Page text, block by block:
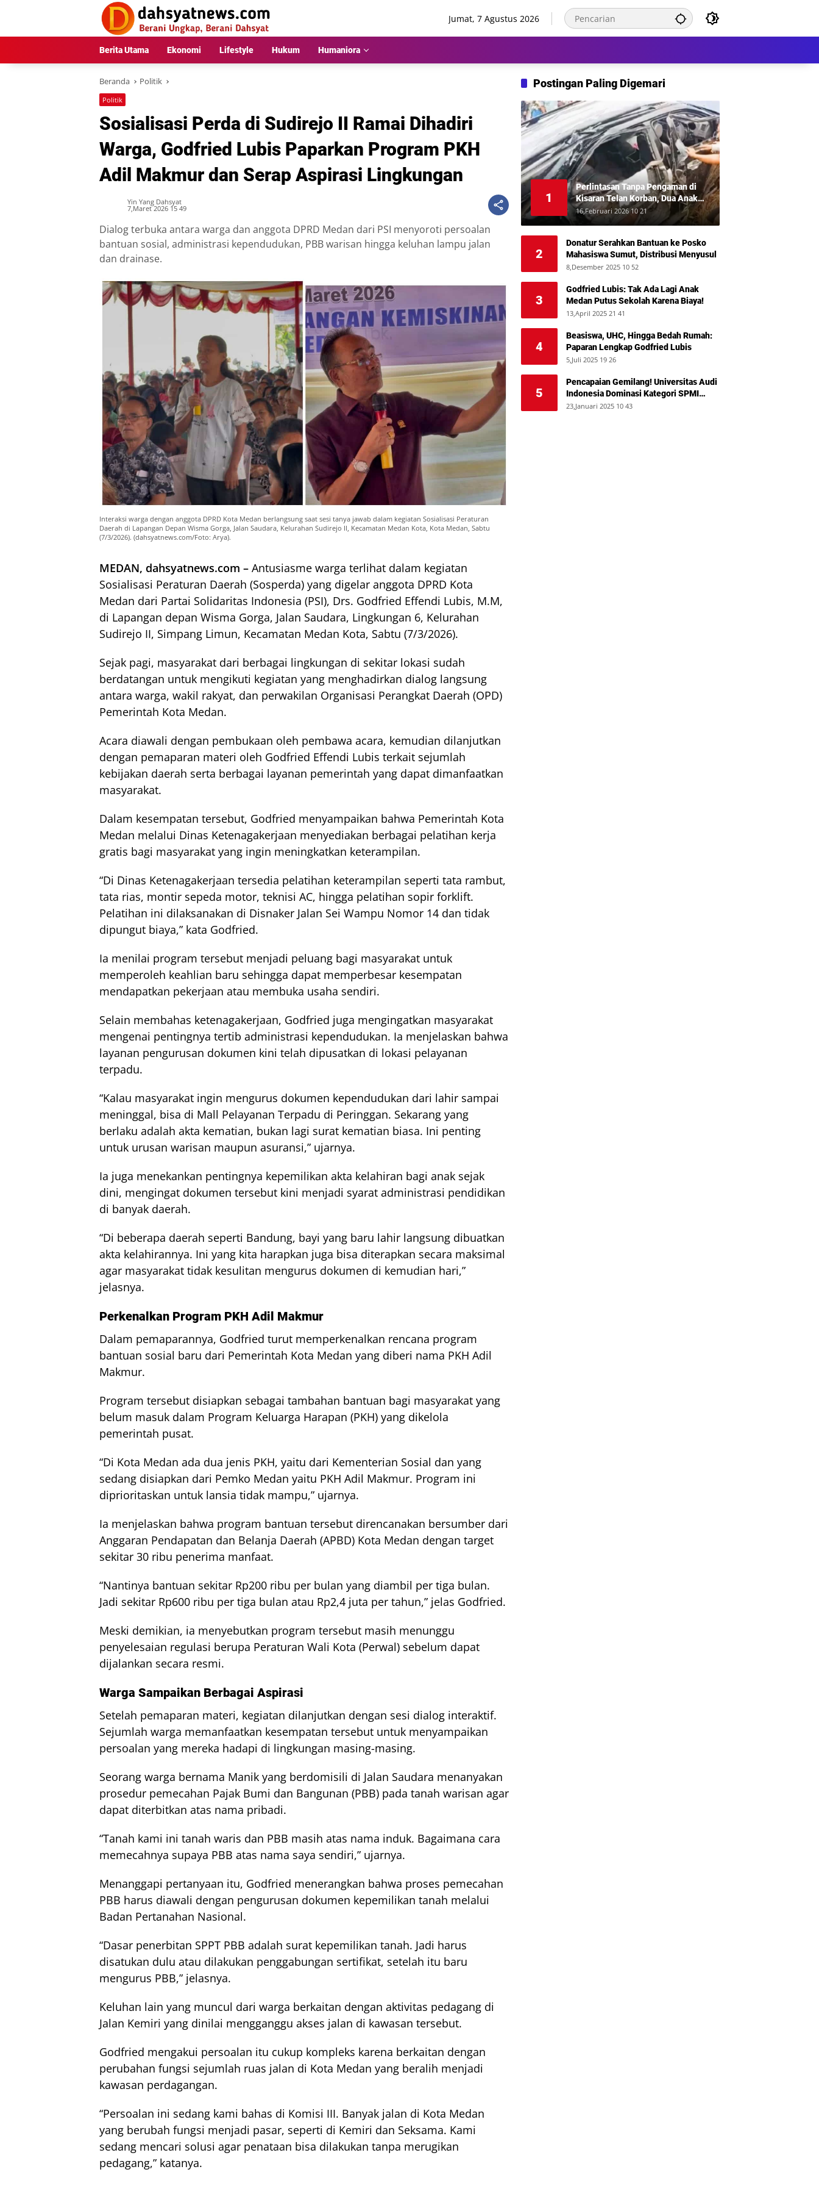
Jumat, 7 Agustus 2026
Berita Utama Ekonomi Lifestyle Hukum Humaniora
Beranda Politik
Politik
Sosialisasi Perda di Sudirejo II Ramai Dihadiri
Warga, Godfried Lubis Paparkan Program PKH
Adil Makmur dan Serap Aspirasi Lingkungan
Yin Yang Dahsyat
7,Maret 2026 15 49
Dialog terbuka antara warga dan anggota DPRD Medan dari PSI menyoroti persoalan
bantuan sosial, administrasi kependudukan, PBB warisan hingga keluhan lampu jalan
dan drainase.
Interaksi warga dengan anggota DPRD Kota Medan berlangsung saat sesi tanya jawab dalam kegiatan Sosialisasi Peraturan
Daerah di Lapangan Depan Wisma Gorga, Jalan Saudara, Kelurahan Sudirejo II, Kecamatan Medan Kota, Kota Medan, Sabtu
(7/3/2026). (dahsyatnews.com/Foto: Arya).
MEDAN, dahsyatnews.com – Antusiasme warga terlihat dalam kegiatan
Sosialisasi Peraturan Daerah (Sosperda) yang digelar anggota DPRD Kota
Medan dari Partai Solidaritas Indonesia (PSI), Drs. Godfried Effendi Lubis, M.M,
di Lapangan depan Wisma Gorga, Jalan Saudara, Lingkungan 6, Kelurahan
Sudirejo II, Simpang Limun, Kecamatan Medan Kota, Sabtu (7/3/2026).
Sejak pagi, masyarakat dari berbagai lingkungan di sekitar lokasi sudah
berdatangan untuk mengikuti kegiatan yang menghadirkan dialog langsung
antara warga, wakil rakyat, dan perwakilan Organisasi Perangkat Daerah (OPD)
Pemerintah Kota Medan.
Acara diawali dengan pembukaan oleh pembawa acara, kemudian dilanjutkan
dengan pemaparan materi oleh Godfried Effendi Lubis terkait sejumlah
kebijakan daerah serta berbagai layanan pemerintah yang dapat dimanfaatkan
masyarakat.
Dalam kesempatan tersebut, Godfried menyampaikan bahwa Pemerintah Kota
Medan melalui Dinas Ketenagakerjaan menyediakan berbagai pelatihan kerja
gratis bagi masyarakat yang ingin meningkatkan keterampilan.
“Di Dinas Ketenagakerjaan tersedia pelatihan keterampilan seperti tata rambut,
tata rias, montir sepeda motor, teknisi AC, hingga pelatihan sopir forklift.
Pelatihan ini dilaksanakan di Disnaker Jalan Sei Wampu Nomor 14 dan tidak
dipungut biaya,” kata Godfried.
Ia menilai program tersebut menjadi peluang bagi masyarakat untuk
memperoleh keahlian baru sehingga dapat memperbesar kesempatan
mendapatkan pekerjaan atau membuka usaha sendiri.
Selain membahas ketenagakerjaan, Godfried juga mengingatkan masyarakat
mengenai pentingnya tertib administrasi kependudukan. Ia menjelaskan bahwa
layanan pengurusan dokumen kini telah dipusatkan di lokasi pelayanan
terpadu.
“Kalau masyarakat ingin mengurus dokumen kependudukan dari lahir sampai
meninggal, bisa di Mall Pelayanan Terpadu di Peringgan. Sekarang yang
berlaku adalah akta kematian, bukan lagi surat kematian biasa. Ini penting
untuk urusan warisan maupun asuransi,” ujarnya.
Ia juga menekankan pentingnya kepemilikan akta kelahiran bagi anak sejak
dini, mengingat dokumen tersebut kini menjadi syarat administrasi pendidikan
di banyak daerah.
“Di beberapa daerah seperti Bandung, bayi yang baru lahir langsung dibuatkan
akta kelahirannya. Ini yang kita harapkan juga bisa diterapkan secara maksimal
agar masyarakat tidak kesulitan mengurus dokumen di kemudian hari,”
jelasnya.
Perkenalkan Program PKH Adil Makmur
Dalam pemaparannya, Godfried turut memperkenalkan rencana program
bantuan sosial baru dari Pemerintah Kota Medan yang diberi nama PKH Adil
Makmur.
Program tersebut disiapkan sebagai tambahan bantuan bagi masyarakat yang
belum masuk dalam Program Keluarga Harapan (PKH) yang dikelola
pemerintah pusat.
“Di Kota Medan ada dua jenis PKH, yaitu dari Kementerian Sosial dan yang
sedang disiapkan dari Pemko Medan yaitu PKH Adil Makmur. Program ini
diprioritaskan untuk lansia tidak mampu,” ujarnya.
Ia menjelaskan bahwa program bantuan tersebut direncanakan bersumber dari
Anggaran Pendapatan dan Belanja Daerah (APBD) Kota Medan dengan target
sekitar 30 ribu penerima manfaat.
“Nantinya bantuan sekitar Rp200 ribu per bulan yang diambil per tiga bulan.
Jadi sekitar Rp600 ribu per tiga bulan atau Rp2,4 juta per tahun,” jelas Godfried.
Meski demikian, ia menyebutkan program tersebut masih menunggu
penyelesaian regulasi berupa Peraturan Wali Kota (Perwal) sebelum dapat
dijalankan secara resmi.
Warga Sampaikan Berbagai Aspirasi
Setelah pemaparan materi, kegiatan dilanjutkan dengan sesi dialog interaktif.
Sejumlah warga memanfaatkan kesempatan tersebut untuk menyampaikan
persoalan yang mereka hadapi di lingkungan masing-masing.
Seorang warga bernama Manik yang berdomisili di Jalan Saudara menanyakan
prosedur pemecahan Pajak Bumi dan Bangunan (PBB) pada tanah warisan agar
dapat diterbitkan atas nama pribadi.
“Tanah kami ini tanah waris dan PBB masih atas nama induk. Bagaimana cara
memecahnya supaya PBB atas nama saya sendiri,” ujarnya.
Menanggapi pertanyaan itu, Godfried menerangkan bahwa proses pemecahan
PBB harus diawali dengan pengurusan dokumen kepemilikan tanah melalui
Badan Pertanahan Nasional.
“Dasar penerbitan SPPT PBB adalah surat kepemilikan tanah. Jadi harus
disatukan dulu atau dilakukan penggabungan sertifikat, setelah itu baru
mengurus PBB,” jelasnya.
Keluhan lain yang muncul dari warga berkaitan dengan aktivitas pedagang di
Jalan Kemiri yang dinilai mengganggu akses jalan di kawasan tersebut.
Godfried mengakui persoalan itu cukup kompleks karena berkaitan dengan
perubahan fungsi sejumlah ruas jalan di Kota Medan yang beralih menjadi
kawasan perdagangan.
“Persoalan ini sedang kami bahas di Komisi III. Banyak jalan di Kota Medan
yang berubah fungsi menjadi pasar, seperti di Kemiri dan Seksama. Kami
sedang mencari solusi agar penataan bisa dilakukan tanpa merugikan
pedagang,” katanya.
Postingan Paling Digemari
1
Perlintasan Tanpa Pengaman di
Kisaran Telan Korban, Dua Anak
Meninggal Disambar KA Putri Deli
16,Februari 2026 10 21
2
Donatur Serahkan Bantuan ke Posko
Mahasiswa Sumut, Distribusi Menyusul
8,Desember 2025 10 52
3
Godfried Lubis: Tak Ada Lagi Anak
Medan Putus Sekolah Karena Biaya!
13,April 2025 21 41
4
Beasiswa, UHC, Hingga Bedah Rumah:
Paparan Lengkap Godfried Lubis
5,Juli 2025 19 26
5
Pencapaian Gemilang! Universitas Audi
Indonesia Dominasi Kategori SPMI
Terbaik 2024
23,Januari 2025 10 43